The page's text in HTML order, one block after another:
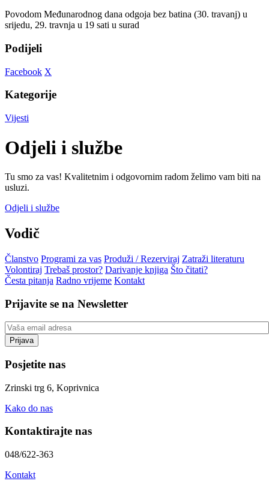
Povodom Međunarodnog dana odgoja bez batina (30. travanj) u
srijedu, 29. travnja u 19 sati u surad
Podijeli
Facebook X
Kategorije
Vijesti
Odjeli i službe
Tu smo za vas! Kvalitetnim i odgovornim radom želimo vam biti na
usluzi.
Odjeli i službe
Vodič
Članstvo Programi za vas Produži / Rezerviraj Zatraži literaturu
Volontiraj Trebaš prostor? Darivanje knjiga Što čitati?
Česta pitanja Radno vrijeme Kontakt
Prijavite se na Newsletter
Posjetite nas
Zrinski trg 6, Koprivnica
Kako do nas
Kontaktirajte nas
048/622-363
Kontakt